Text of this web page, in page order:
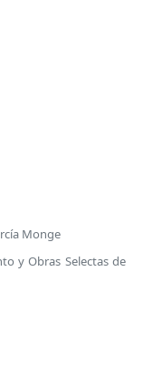
Monge
y Obras Selectas de